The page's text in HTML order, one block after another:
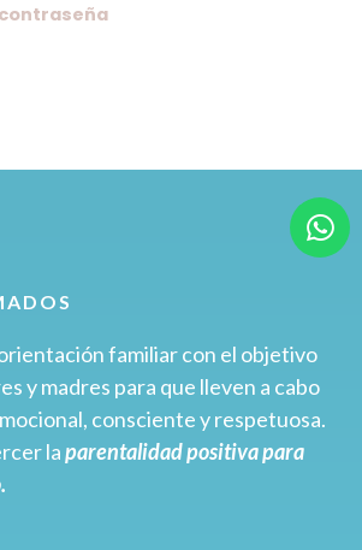
familiar con el objetivo
y madres para que lleven a cabo
consciente y respetuosa.
laparentalidad positiva para